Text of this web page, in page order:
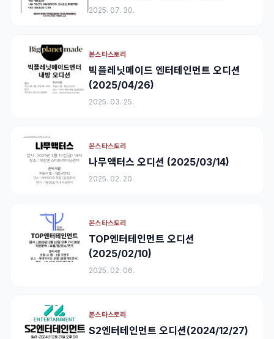
2025. 07. 30.
본스타스토리
빅플레닛메이드 엔터테인먼트 오디션
(2025/04/26)
2025. 03. 25.
본스타스토리
나무액터스 오디션 (2025/03/14)
2025. 02. 20.
본스타스토리
TOP엔터테인먼트 오디션
(2025/02/10)
2025. 02. 06.
본스타스토리
S2엔터테인먼트 오디션(2024/12/27)